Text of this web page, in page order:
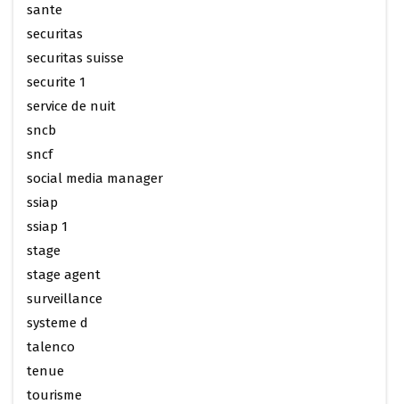
sante
securitas
securitas suisse
securite 1
service de nuit
sncb
sncf
social media manager
ssiap
ssiap 1
stage
stage agent
surveillance
systeme d
talenco
tenue
tourisme